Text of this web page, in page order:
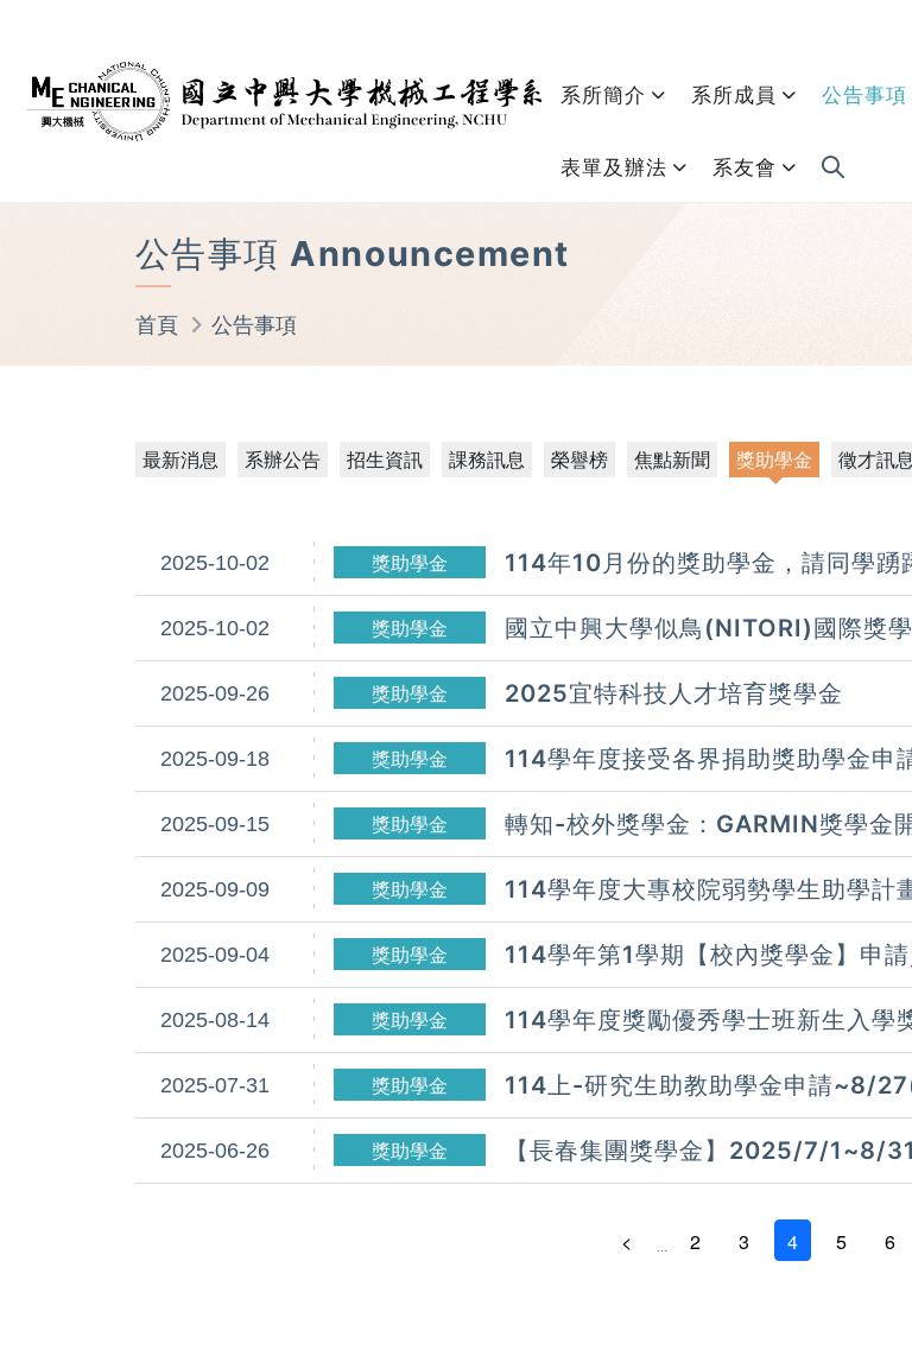
系所簡介 系所成員 公告事項
表單及辦法 系友會
公告事項 Announcement
首頁 公告事項
最新消息 系辦公告 招生資訊 課務訊息 榮譽榜 焦點新聞 獎助學金 徵才訊息
2025-10-02 獎助學金 114年10月份的獎助學金，請同學踴
2025-10-02 獎助學金
國立中興大學似鳥(NITORI)國際獎
INTERNATIONAL
TAIWANESE STUDENTS ONLY)
2025-09-26 獎助學金 2025宜特科技人才培育獎學金
2025-09-18 獎助學金
114學年度接受各界捐助獎助學金申
止)
2025-09-15 獎助學金 轉知-校外獎學金：GARMIN獎學金
2025-09-09 獎助學金 114學年度大專校院弱勢學生助學計
2025-09-04 獎助學金
114學年第1學期【校內獎學金】申
INFORMATION FOR THE 1ST
2025-08-14 獎助學金
114學年度獎勵優秀學士班新生入
受理申請
2025-07-31 獎助學金 114上-研究生助教助學金申請~8/
2025-06-26 獎助學金 【長春集團獎學金】2025/7/1~8/
< ... 2 3 4 5 6